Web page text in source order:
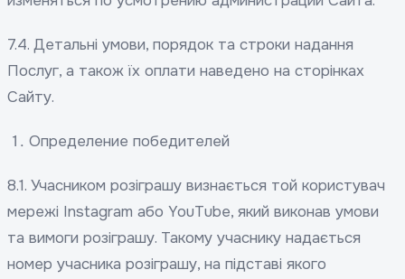
7.4. Детальні умови, порядок та строки надання
Послуг, а також їх оплати наведено на сторінках
Сайту.
Определение победителей
8.1. Учасником розіграшу визнається той користувач
мережі Instagram або YouTube, який виконав умови
та вимоги розіграшу. Такому учаснику надається
номер учасника розіграшу, на підставі якого